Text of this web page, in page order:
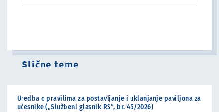
Slične teme
Uredba o pravilima za postavljanje i uklanjanje paviljona za
učesnike („Službeni glasnik RS“, br. 45/2026)